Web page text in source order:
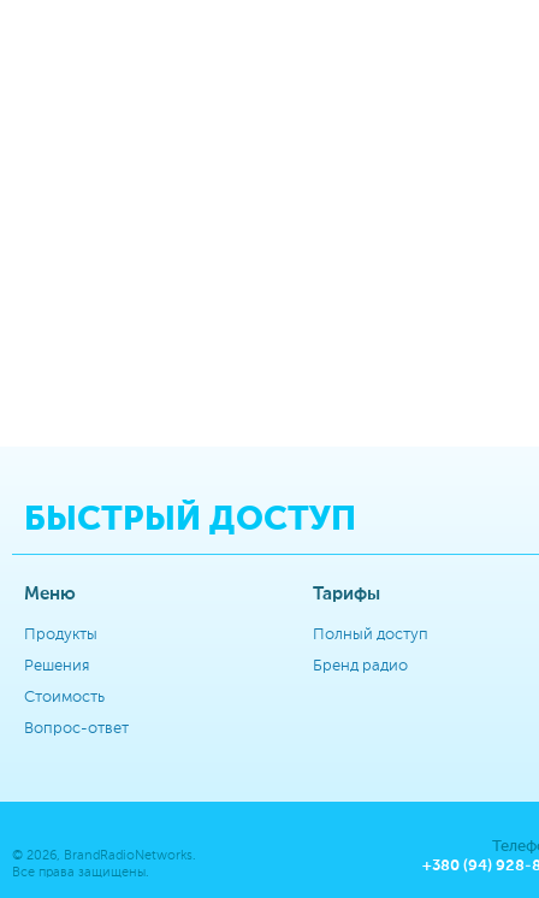
БЫСТРЫЙ ДОСТУП
Меню
Продукты
Решения
Стоимость
Вопрос-ответ
Тарифы
Полный доступ
Бренд радио
© 2026, BrandRadioNetworks.
Все права защищены.
+380 (94) 928-